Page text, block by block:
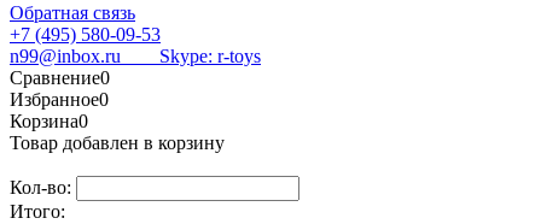
Обратная связь
+7 (495) 580-09-53
n99@inbox.ru Skype: r-toys
Сравнение0
Избранное0
Корзина0
Товар добавлен в корзину
Кол-во:
Итого: